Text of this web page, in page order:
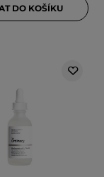
DO KOŠÍKU